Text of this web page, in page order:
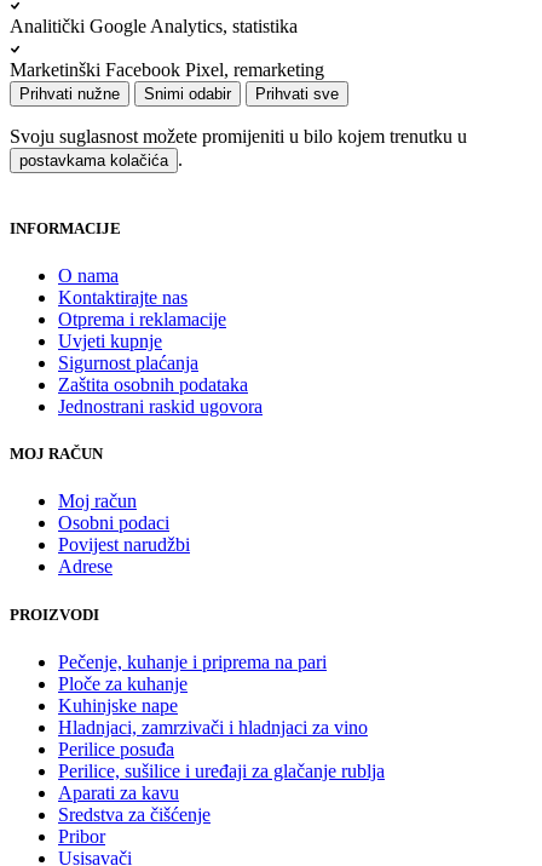
Analitički Google Analytics, statistika
Marketinški Facebook Pixel, remarketing
Prihvati nužne Snimi odabir Prihvati sve
Svoju suglasnost možete promijeniti u bilo kojem trenutku u
postavkama kolačića .
INFORMACIJE
O nama
Kontaktirajte nas
Otprema i reklamacije
Uvjeti kupnje
Sigurnost plaćanja
Zaštita osobnih podataka
Jednostrani raskid ugovora
MOJ RAČUN
Moj račun
Osobni podaci
Povijest narudžbi
Adrese
PROIZVODI
Pečenje, kuhanje i priprema na pari
Ploče za kuhanje
Kuhinjske nape
Hladnjaci, zamrzivači i hladnjaci za vino
Perilice posuđa
Perilice, sušilice i uređaji za glačanje rublja
Aparati za kavu
Sredstva za čišćenje
Pribor
Usisavači